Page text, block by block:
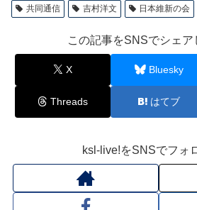
共同通信
吉村洋文 日本維新の会
この記事をSNSでシェア
X Bluesky
Threads はてブ
ksl-live!をSNSでフォ